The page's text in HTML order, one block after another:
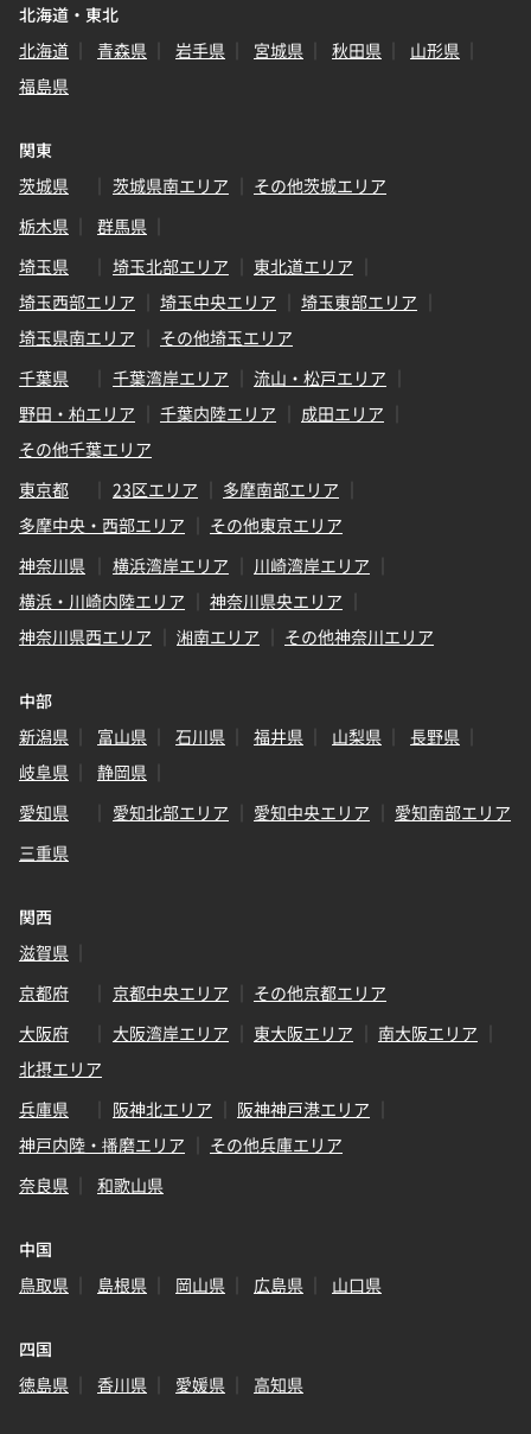
北海道・東北
北海道
青森県 岩手県 宮城県 秋田県
山形県
福島県
関東
茨城県
茨城県南エリア
その他茨城エリア
栃木県
群馬県
埼玉県
埼玉北部エリア
東北道エリア
埼玉西部エリア
埼玉中央エリア
埼玉東部エリア
埼玉県南エリア
その他埼玉エリア
千葉県
千葉湾岸エリア
流山・松戸エリア
野田・柏エリア
千葉内陸エリア
成田エリア
その他千葉エリア
東京都
23区エリア
多摩南部エリア
多摩中央・西部エリア
その他東京エリア
神奈川県
横浜湾岸エリア
川崎湾岸エリア
横浜・川崎内陸エリア
神奈川県央エリア
神奈川県西エリア
湘南エリア その他神奈川エリア
中部
新潟県
富山県 石川県 福井県 山梨県
長野県
岐阜県
静岡県
愛知県
愛知北部エリア 愛知中央エリア
愛知南部エリア
三重県
関西
滋賀県
京都府
京都中央エリア
その他京都エリア
大阪府
大阪湾岸エリア 東大阪エリア
南大阪エリア
北摂エリア
兵庫県
阪神北エリア
阪神神戸港エリア
神戸内陸・播磨エリア
その他兵庫エリア
奈良県
和歌山県
中国
鳥取県
島根県 岡山県 広島県 山口県
四国
徳島県
香川県 愛媛県 高知県